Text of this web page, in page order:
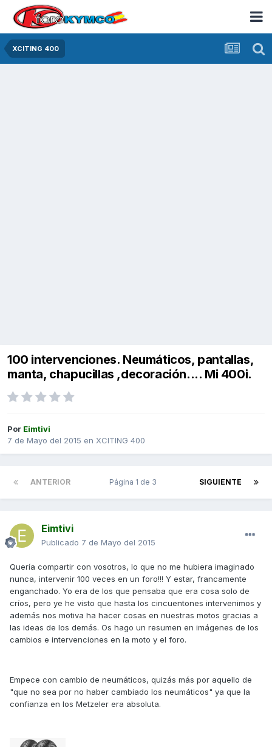
XCITING 400
100 intervenciones. Neumáticos, pantallas,
manta, chapucillas ,decoración.... Mi 400i.
Por Eimtivi
7 de Mayo del 2015 en XCITING 400
ANTERIOR SIGUIENTE
Página 1 de 3
Eimtivi
Publicado 7 de Mayo del 2015
Quería compartir con vosotros, lo que no me hubiera imaginado
nunca, intervenir 100 veces en un foro!!! Y estar, francamente
enganchado. Yo era de los que pensaba que era cosa solo de
críos, pero ye he visto que hasta los cincuentones intervenimos y
además nos motiva ha hacer cosas en nuestras motos gracias a
las ideas de los demás. Os hago un resumen en imágenes de los
cambios e intervenciones en la moto y el foro.
Empece con cambio de neumáticos, quizás más por aquello de
"que no sea por no haber cambiado los neumáticos" ya que la
confianza en los Metzeler era absoluta.